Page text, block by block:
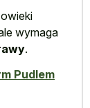
wymaga
.
Pudlem